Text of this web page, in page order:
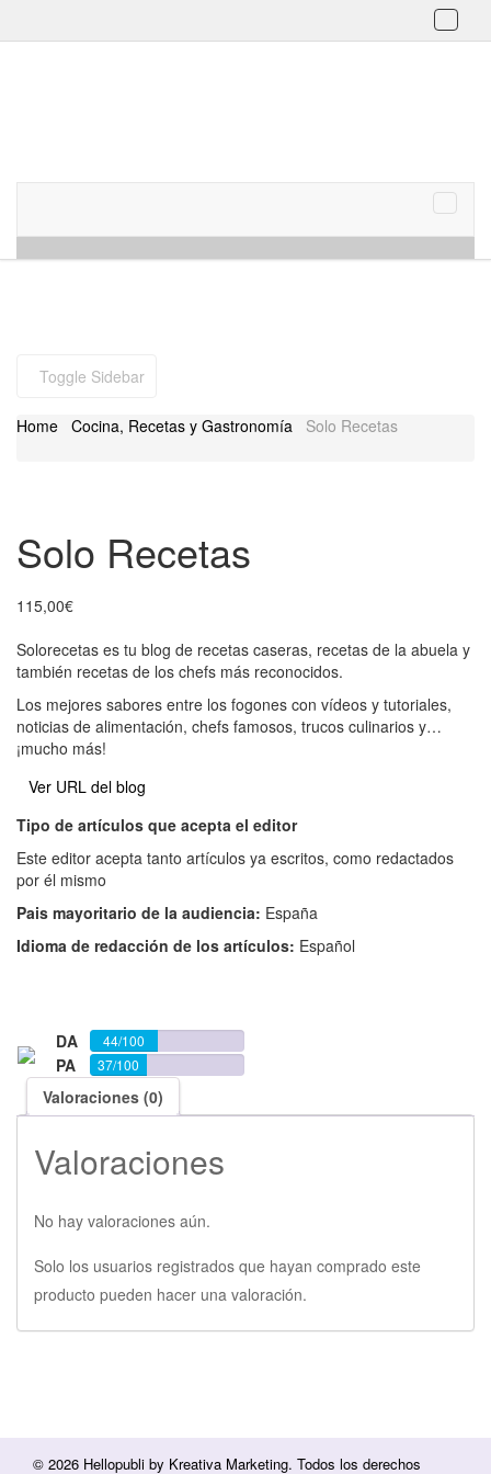
Toggle
Menu
Toggle
Toggle Sidebar
Home Cocina, Recetas y Gastronomía Solo Recetas
Solo Recetas
115,00€
Solorecetas es tu blog de recetas caseras, recetas de la abuela y
también recetas de los chefs más reconocidos.
Los mejores sabores entre los fogones con vídeos y tutoriales,
noticias de alimentación, chefs famosos, trucos culinarios y…
¡mucho más!
Ver URL del blog
Tipo de artículos que acepta el editor
Este editor acepta tanto artículos ya escritos, como redactados
por él mismo
Pais mayoritario de la audiencia: España
Idioma de redacción de los artículos: Español
DA 44/100
PA 37/100
Valoraciones (0)
Valoraciones
No hay valoraciones aún.
Solo los usuarios registrados que hayan comprado este
producto pueden hacer una valoración.
© 2026 Hellopubli by Kreativa Marketing. Todos los derechos